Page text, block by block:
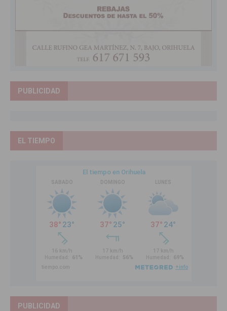
PUBLICIDAD
EL TIEMPO
PUBLICIDAD